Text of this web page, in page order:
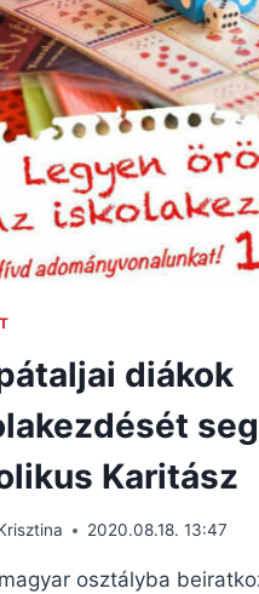
diákok
Karitász
2020.08.18. 13:47
osztályba